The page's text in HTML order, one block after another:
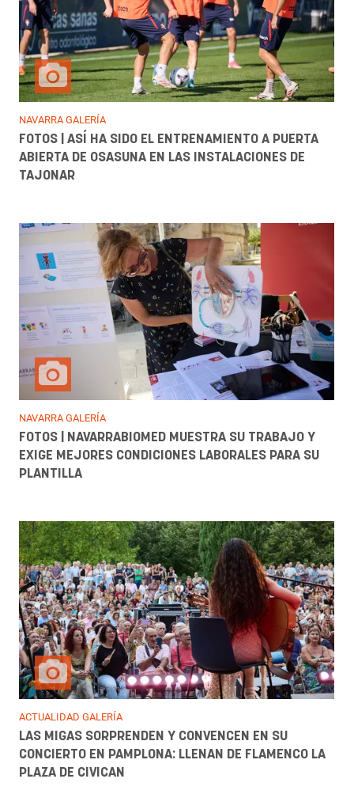
NAVARRA GALERÍA
FOTOS | ASÍ HA SIDO EL ENTRENAMIENTO A PUERTA
ABIERTA DE OSASUNA EN LAS INSTALACIONES DE
TAJONAR
NAVARRA GALERÍA
FOTOS | NAVARRABIOMED MUESTRA SU TRABAJO Y
EXIGE MEJORES CONDICIONES LABORALES PARA SU
PLANTILLA
ACTUALIDAD GALERÍA
LAS MIGAS SORPRENDEN Y CONVENCEN EN SU
CONCIERTO EN PAMPLONA: LLENAN DE FLAMENCO LA
PLAZA DE CIVICAN